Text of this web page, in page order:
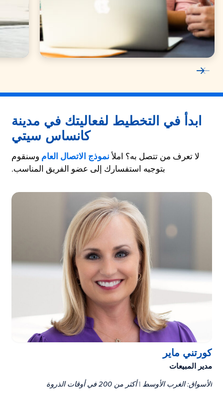
ابدأ في التخطيط لفعاليتك في مدينة
كانساس سيتي
لا تعرف من تتصل به؟ املأنموذج الاتصال العام وسنقوم
بتوجيه استفسارك إلى عضو الفريق المناسب.
كورتني ماير
مدير المبيعات
الأسواق: الغرب الأوسط | أكثر من 200 في أوقات الذروة